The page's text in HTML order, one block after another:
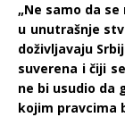
„Ne samo da
u unutrašnje
doživljavaju
suverena i čiji
ne bi usudio da
kojim pravcima